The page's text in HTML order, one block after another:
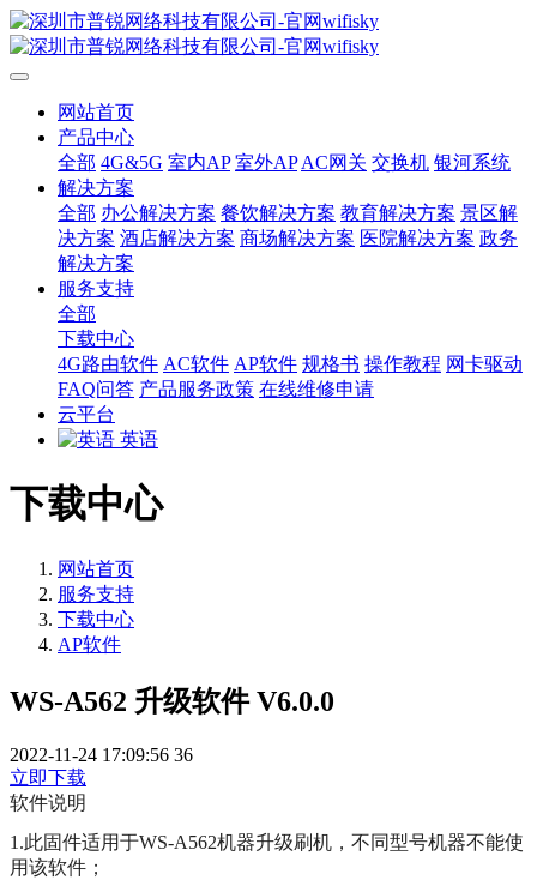
网站首页
产品中心
全部 4G&5G 室内AP 室外AP AC网关 交换机 银河系统
解决方案
全部 办公解决方案 餐饮解决方案 教育解决方案 景区解
决方案 酒店解决方案 商场解决方案 医院解决方案 政务
解决方案
服务支持
全部
下载中心
4G路由软件 AC软件 AP软件 规格书 操作教程 网卡驱动
FAQ问答 产品服务政策 在线维修申请
云平台
英语
下载中心
网站首页
服务支持
下载中心
AP软件
WS-A562 升级软件 V6.0.0
2022-11-24 17:09:56 36
立即下载
软件说明
1.此固件适用于WS-A562机器升级刷机，不同型号机器不能使
用该软件；